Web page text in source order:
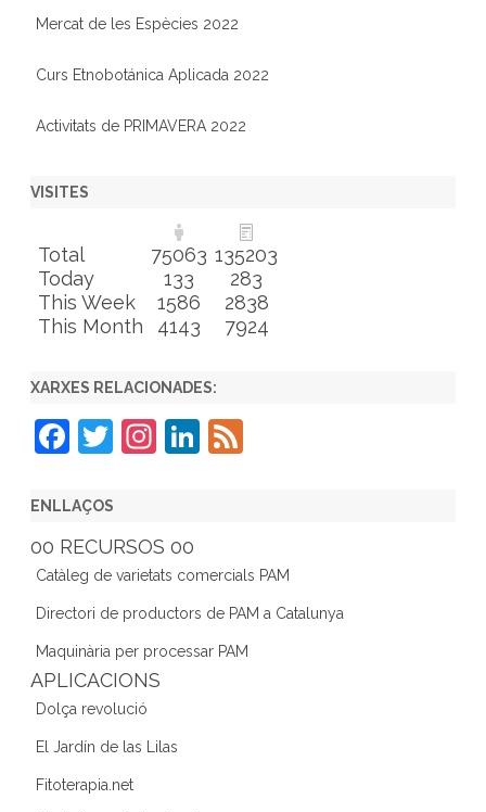
Mercat de les Espècies 2022
Curs Etnobotánica Aplicada 2022
Activitats de PRIMAVERA 2022
VISITES
Total 75063 135203
Today
133
283
This Week
1586
2838
This Month
4143 7924
XARXES RELACIONADES:
F
c
e
b
o
o
k
T
er
In
gr
a
m
Li
dI
n
ENLLAÇOS
00 RECURSOS 00
Catàleg de varietats comercials PAM
Directori de productors de PAM a Catalunya
Maquinària per processar PAM
APLICACIONS
Dolça revolució
El Jardín de las Lilas
Fitoterapia.net